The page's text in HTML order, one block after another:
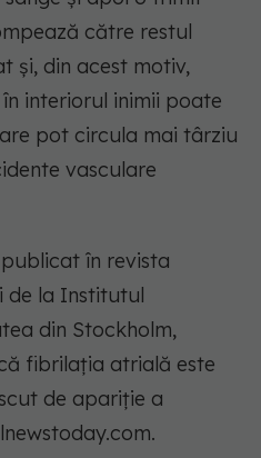
către restul
și, din acest motiv,
interiorul inimii poate
pot circula mai târziu
vasculare
în revista
de la Institutul
din Stockholm,
fibrilația atrială este
de apariție a